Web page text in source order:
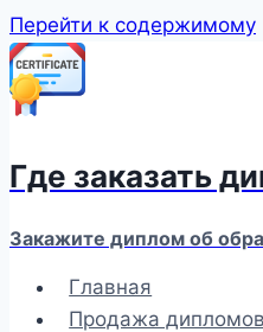
Перейти к содержимому
Где заказать
Закажите диплом об
Главная
Продажа